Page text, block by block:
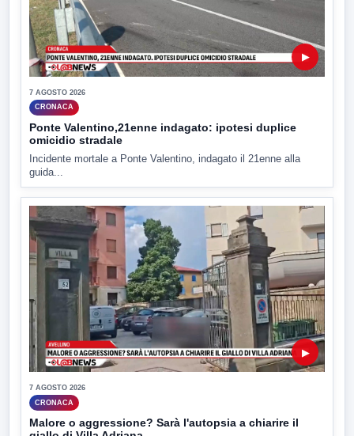
▶
7 AGOSTO 2026
CRONACA
Ponte Valentino,21enne indagato: ipotesi duplice
omicidio stradale
Incidente mortale a Ponte Valentino, indagato il 21enne alla
guida...
▶
7 AGOSTO 2026
CRONACA
Malore o aggressione? Sarà l'autopsia a chiarire il